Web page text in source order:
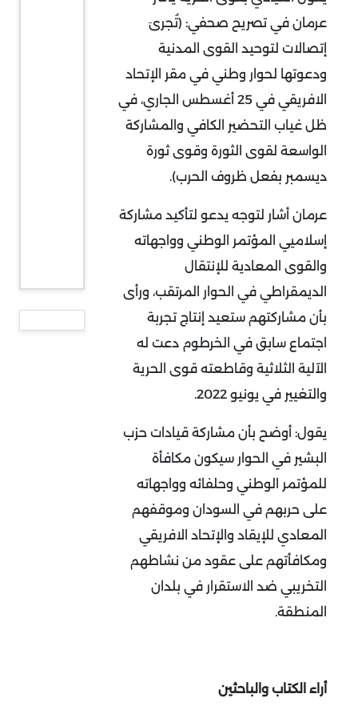
عرمان في تصريح صحفي: (تُجرىَ
إتصالات لتوحيد القوى المدنية
ودعوتها لحوار وطني في مقر الإتحاد
الافريقي في 25 أغسطس الجاري، في
ظل غياب التحضير الكافي والمشاركة
الواسعة لقوى الثورة وقوى ثورة
ديسمبر بفعل ظروف الحرب).
عرمان أشار لتوجه يدعو لتأكيد مشاركة
إسلاميي المؤتمر الوطني وواجهاته
والقوى المعادية للإنتقال
الديمقراطي في الحوار المرتقب، ورأى
بأن مشاركتهم ستعيد إنتاج تجربة
اجتماع سابق في الخرطوم دعت له
الآلية الثلاثية وقاطعته قوى الحرية
والتغيير في يونيو 2022.
يقول: أوضح بأن مشاركة قيادات حزب
البشير في الحوار سيكون مكافأة
للمؤتمر الوطني وحلفائه وواجهاته
على حربهم في السودان وموقفهم
المعادي للإيقاد والإتحاد الافريقي
ومكافأتهم على عقود من نشاطهم
التخريبي ضد الاستقرار في بلدان
المنطقة.
أراء الكتاب والباحثين